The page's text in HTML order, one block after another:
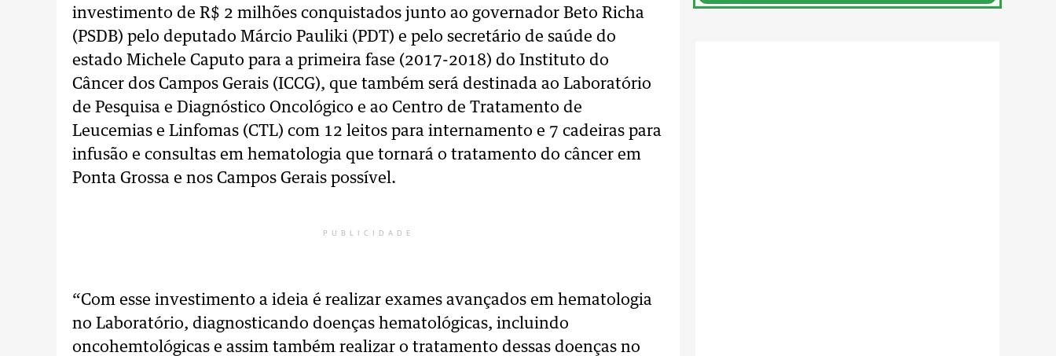
investimento de R$ 2 milhões conquistados junto ao governador Beto Richa
(PSDB) pelo deputado Márcio Pauliki (PDT) e pelo secretário de saúde do
estado Michele Caputo para a primeira fase (2017-2018) do Instituto do
Câncer dos Campos Gerais (ICCG), que também será destinada ao Laboratório
de Pesquisa e Diagnóstico Oncológico e ao Centro de Tratamento de
Leucemias e Linfomas (CTL) com 12 leitos para internamento e 7 cadeiras para
infusão e consultas em hematologia que tornará o tratamento do câncer em
Ponta Grossa e nos Campos Gerais possível.
PUBLICIDADE
“Com esse investimento a ideia é realizar exames avançados em hematologia
no Laboratório, diagnosticando doenças hematológicas, incluindo
oncohemtológicas e assim também realizar o tratamento dessas doenças no